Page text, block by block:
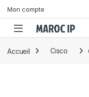
Mon compte
Accueil Cisco